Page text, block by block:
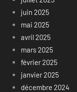
juin 2025
mai 2025
avril 2025
mars 2025
février 2025
janvier 2025
décembre 2024